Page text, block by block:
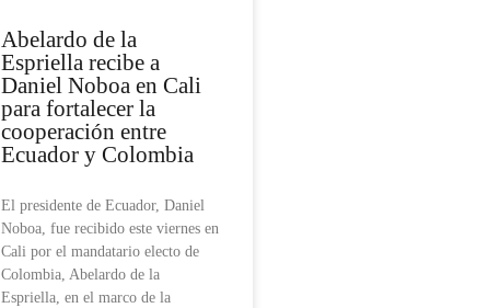
Abelardo de la
Espriella recibe a
Daniel Noboa en Cali
para fortalecer la
cooperación entre
Ecuador y Colombia
El presidente de Ecuador, Daniel
Noboa, fue recibido este viernes en
Cali por el mandatario electo de
Colombia, Abelardo de la
Espriella, en el marco de la